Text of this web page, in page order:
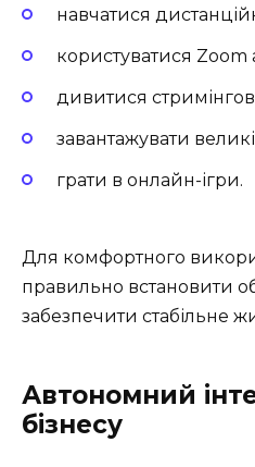
навчатися
користуватися Zoom
дивитися
завантажувати
грати в онлайн-ігри.
Для комфортного
правильно встановити
забезпечити стабільне
Автономний
бізнесу